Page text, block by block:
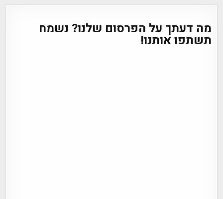
מה דעתך על הפרסום שלנו? נשמח
תשתפו אותנו!